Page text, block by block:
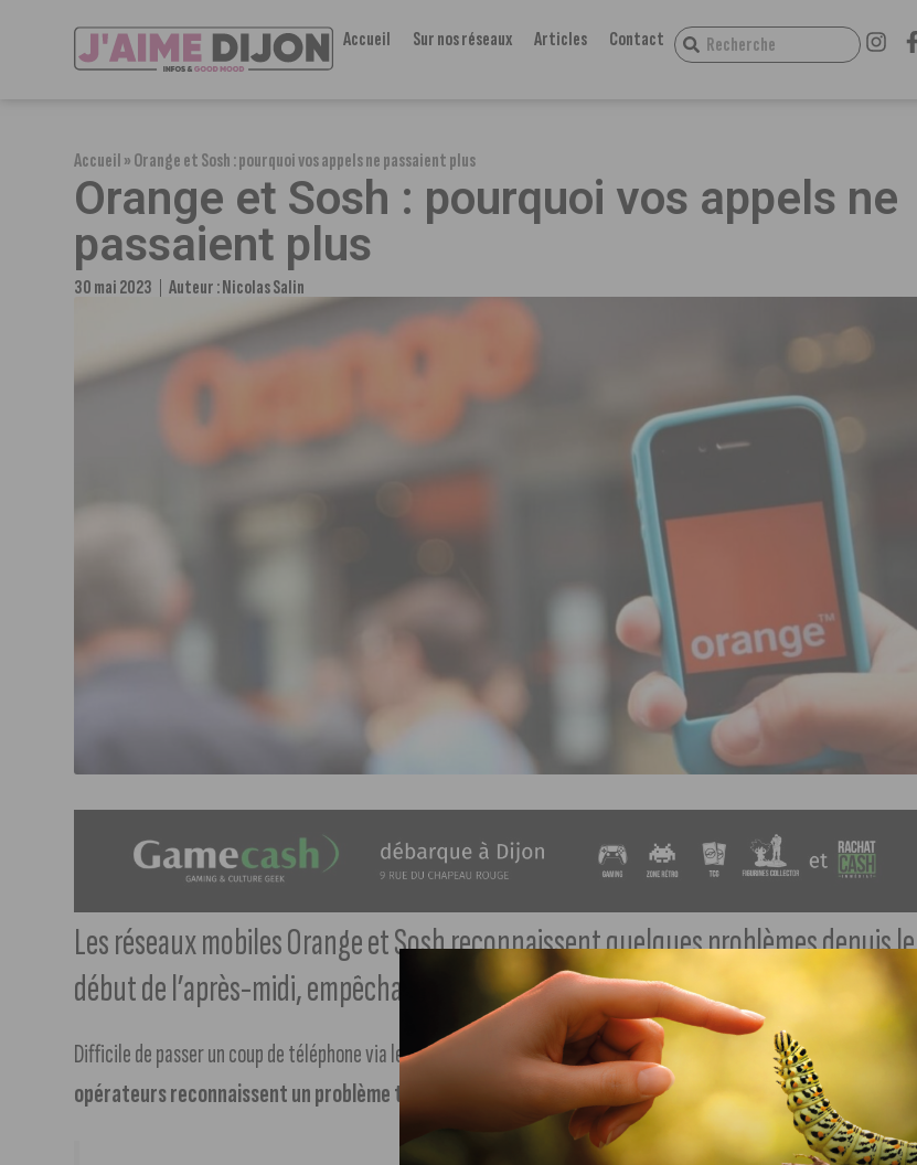
Accueil Sur nos réseaux Articles Contact
Accueil»Orange et Sosh : pourquoi vos appels ne passaient plus
Orange et Sosh : pourquoi vos appels ne
passaient plus
30 mai 2023 Auteur :Nicolas Salin
Les réseaux mobiles Orange et Sosh reconnaissent quelques problèmes depuis le
début de l’après-midi, empêchant ou compliquant les appels téléphoniques.
Difficile de passer un coup de téléphone via le réseau Orange ou Sosh dans l’après-midi de ce mardi 30 mai :
opérateurs reconnaissent un problème technique, sur toute la France.